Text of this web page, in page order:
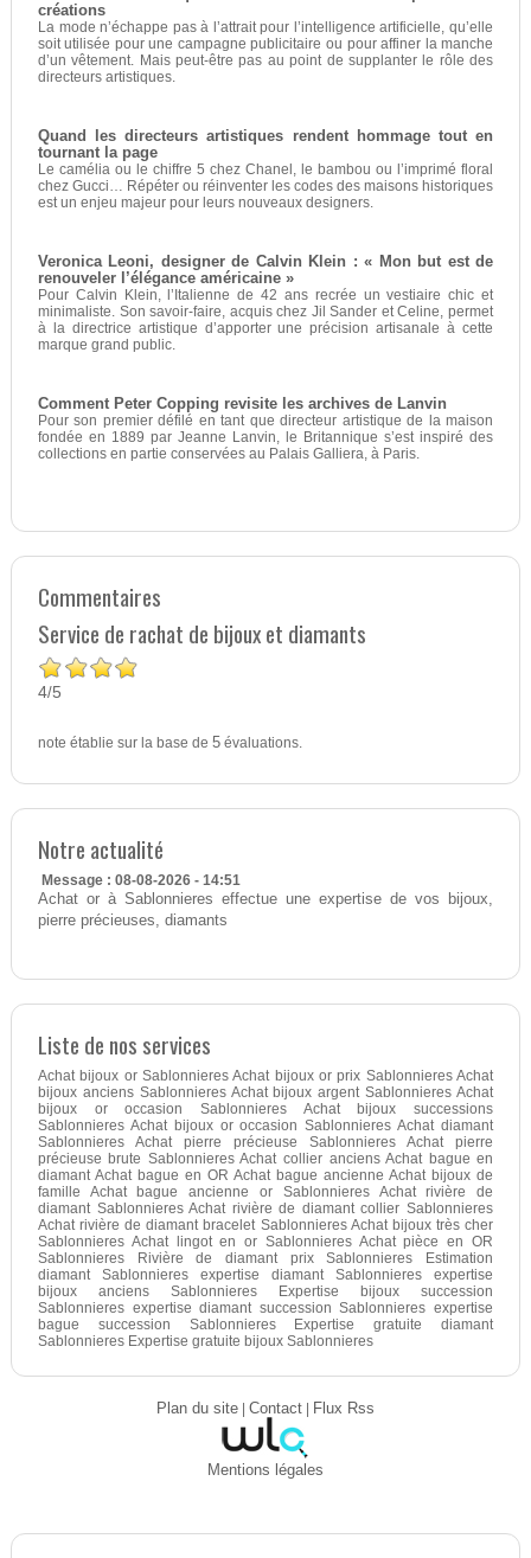
créations
La mode n’échappe pas à l’attrait pour l’intelligence artificielle, qu’elle
soit utilisée pour une campagne publicitaire ou pour affiner la manche
d’un vêtement. Mais peut-être pas au point de supplanter le rôle des
directeurs artistiques.
Quand les directeurs artistiques rendent hommage tout en
tournant la page
Le camélia ou le chiffre 5 chez Chanel, le bambou ou l’imprimé floral
chez Gucci… Répéter ou réinventer les codes des maisons historiques
est un enjeu majeur pour leurs nouveaux designers.
Veronica Leoni, designer de Calvin Klein : « Mon but est de
renouveler l’élégance américaine »
Pour Calvin Klein, l’Italienne de 42 ans recrée un vestiaire chic et
minimaliste. Son savoir-faire, acquis chez Jil Sander et Celine, permet
à la directrice artistique d’apporter une précision artisanale à cette
marque grand public.
Comment Peter Copping revisite les archives de Lanvin
Pour son premier défilé en tant que directeur artistique de la maison
fondée en 1889 par Jeanne Lanvin, le Britannique s’est inspiré des
collections en partie conservées au Palais Galliera, à Paris.
Commentaires
Service de rachat de bijoux et diamants
4/5
note établie sur la base de 5évaluations.
Notre actualité
Message : 08-08-2026 - 14:51
Achat or à Sablonnieres effectue une expertise de vos bijoux,
pierre précieuses, diamants
Liste de nos services
Achat bijoux or Sablonnieres Achat bijoux or prix Sablonnieres Achat
bijoux anciens Sablonnieres Achat bijoux argent Sablonnieres Achat
bijoux or occasion Sablonnieres Achat bijoux successions
Sablonnieres Achat bijoux or occasion Sablonnieres Achat diamant
Sablonnieres Achat pierre précieuse Sablonnieres Achat pierre
précieuse brute Sablonnieres Achat collier anciens Achat bague en
diamant Achat bague en OR Achat bague ancienne Achat bijoux de
famille Achat bague ancienne or Sablonnieres Achat rivière de
diamant Sablonnieres Achat rivière de diamant collier Sablonnieres
Achat rivière de diamant bracelet Sablonnieres Achat bijoux très cher
Sablonnieres Achat lingot en or Sablonnieres Achat pièce en OR
Sablonnieres Rivière de diamant prix Sablonnieres Estimation
diamant Sablonnieres expertise diamant Sablonnieres expertise
bijoux anciens Sablonnieres Expertise bijoux succession
Sablonnieres expertise diamant succession Sablonnieres expertise
bague succession Sablonnieres Expertise gratuite diamant
Sablonnieres Expertise gratuite bijoux Sablonnieres
Plan du site| Contact| Flux Rss
Mentions légales